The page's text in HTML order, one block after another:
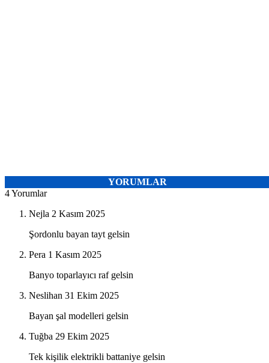
YORUMLAR
4 Yorumlar
Nejla 2 Kasım 2025
Şordonlu bayan tayt gelsin
Pera 1 Kasım 2025
Banyo toparlayıcı raf gelsin
Neslihan 31 Ekim 2025
Bayan şal modelleri gelsin
Tuğba 29 Ekim 2025
Tek kişilik elektrikli battaniye gelsin